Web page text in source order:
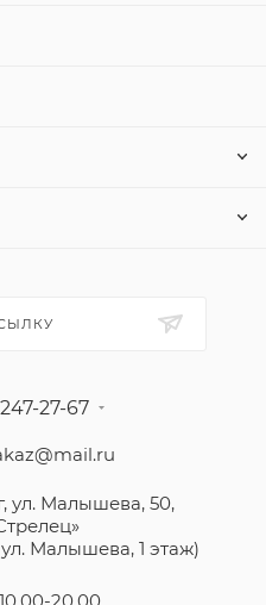
27-67
ул. Малышева, 50,
Малышева, 1 этаж)